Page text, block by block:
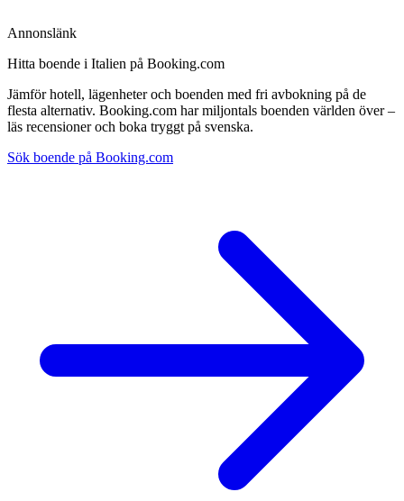
Annonslänk
Hitta boende i Italien på Booking.com
Jämför hotell, lägenheter och boenden med fri avbokning på de
flesta alternativ. Booking.com har miljontals boenden världen över –
läs recensioner och boka tryggt på svenska.
Sök boende på Booking.com